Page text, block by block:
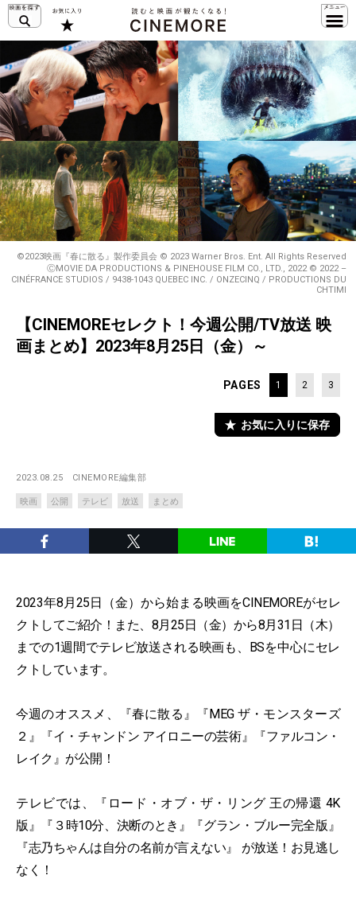
©2023映画『春に散る』製作委員会 © 2023 Warner Bros. Ent. All Rights Reserved
ⒸMOVIE DA PRODUCTIONS & PINEHOUSE FILM CO., LTD., 2022 © 2022 –
CINÉFRANCE STUDIOS / 9438-1043 QUEBEC INC. / ONZECINQ / PRODUCTIONS DU
CHTIMI
【CINEMOREセレクト！今週公開/TV放送 映
画まとめ】2023年8月25日（金）～
PAGES 1 2 3
お気に入りに保存
2023.08.25 CINEMORE編集部
映画 公開 テレビ 放送 まとめ
2023年8月25日（金）から始まる映画をCINEMOREがセレ
クトしてご紹介！また、8月25日（金）から8月31日（木）
までの1週間でテレビ放送される映画も、BSを中心にセレ
クトしています。
今週のオススメ、『春に散る』『MEG ザ・モンスターズ
２』『イ・チャンドン アイロニーの芸術』『ファルコン・
レイク』が公開！
テレビでは、『ロード・オブ・ザ・リング 王の帰還 4K
版』『３時10分、決断のとき』『グラン・ブルー完全版』
『志乃ちゃんは自分の名前が言えない』 が放送！お見逃し
なく！